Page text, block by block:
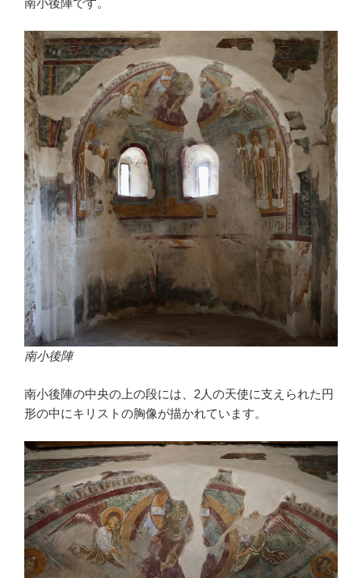
南小後陣
南小後陣の中央の上の段には、2人の天使に支えられた円
形の中にキリストの胸像が描かれています。